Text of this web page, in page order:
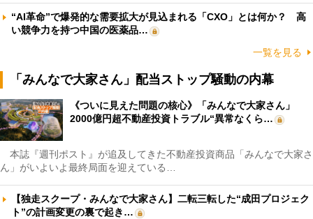
“AI革命”で爆発的な需要拡大が見込まれる「CXO」とは何か？ 高
い競争力を持つ中国の医薬品…
一覧を見る
「みんなで大家さん」配当ストップ騒動の内幕
《ついに見えた問題の核心》「みんなで大家さん」
2000億円超不動産投資トラブル“異常なくら…
本誌『週刊ポスト』が追及してきた不動産投資商品「みんなで大家さ
ん」がいよいよ最終局面を迎えている…
【独走スクープ・みんなで大家さん】二転三転した“成田プロジェク
ト”の計画変更の裏で起き…